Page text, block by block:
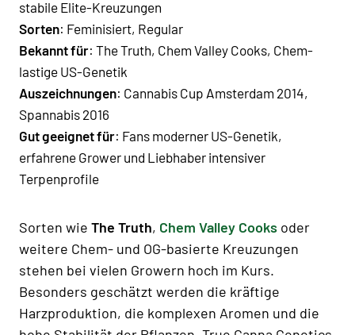
stabile Elite-Kreuzungen
Sorten: Feminisiert, Regular
Bekannt für: The Truth, Chem Valley Cooks, Chem-
lastige US-Genetik
Auszeichnungen: Cannabis Cup Amsterdam 2014,
Spannabis 2016
Gut geeignet für: Fans moderner US-Genetik,
erfahrene Grower und Liebhaber intensiver
Terpenprofile
Sorten wie The Truth, Chem Valley Cooks oder
weitere Chem- und OG-basierte Kreuzungen
stehen bei vielen Growern hoch im Kurs.
Besonders geschätzt werden die kräftige
Harzproduktion, die komplexen Aromen und die